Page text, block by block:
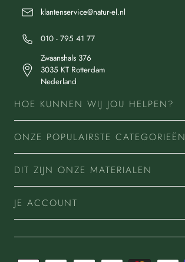
klantenservice@natur-el.nl
010 - 795 41 77
Zwaanshals 376
3035 KT Rotterdam
Nederland
HOE KUNNEN WIJ JOU HELPEN?
ONZE POPULAIRSTE CATEGORIEËN
DIT ZIJN ONZE MATERIALEN
JE ACCOUNT
Betaalmethoden